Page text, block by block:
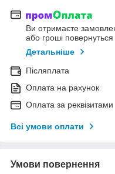
Ви отримаєте
або гроші
Детальніше
Післяплата
Оплата на рахунок
Оплата за реквізитами
Всі умови оплати
Умови повернення